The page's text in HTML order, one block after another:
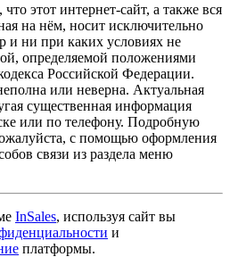
этот интернет-сайт, а также вся
на нём, носит исключительно
и ни при каких условиях не
определяемой положениями
Российской Федерации.
или неверна. Актуальная
существенная информация
или по телефону. Подробную
с помощью оформления
связи из раздела меню
InSales, используя сайт вы
и
платформы.